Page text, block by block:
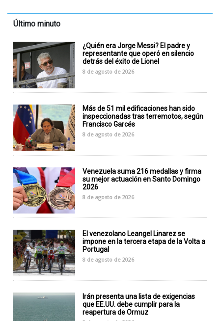
Último minuto
¿Quién era Jorge Messi? El padre y
representante que operó en silencio
detrás del éxito de Lionel
8 de agosto de 2026
Más de 51 mil edificaciones han sido
inspeccionadas tras terremotos, según
Francisco Garcés
8 de agosto de 2026
Venezuela suma 216 medallas y firma
su mejor actuación en Santo Domingo
2026
8 de agosto de 2026
El venezolano Leangel Linarez se
impone en la tercera etapa de la Volta a
Portugal
8 de agosto de 2026
Irán presenta una lista de exigencias
que EE.UU. debe cumplir para la
reapertura de Ormuz